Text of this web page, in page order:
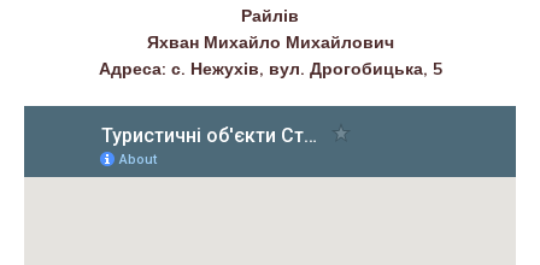
Райлів
Яхван Михайло Михайлович
Адреса: с. Нежухів, вул. Дрогобицька, 5